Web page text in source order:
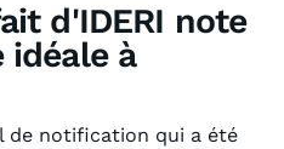
d'IDERI note
idéale à
de notification qui a été